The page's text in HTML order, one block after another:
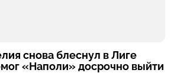
снова блеснул в Лиге
«Наполи» досрочно выйти